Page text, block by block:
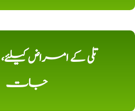
تلی کے امراض
جات